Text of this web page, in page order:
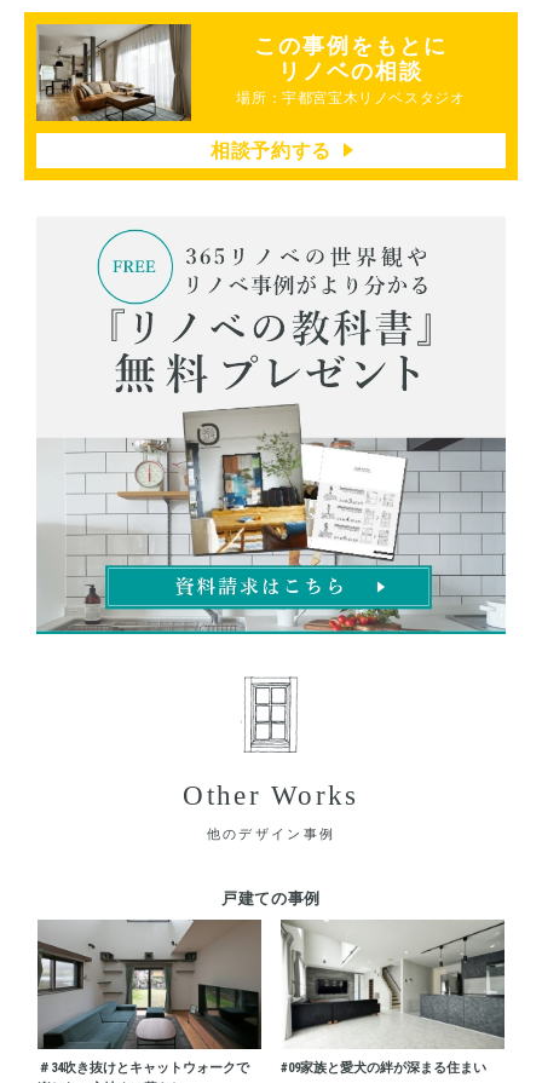
この事例をもとに
リノベの相談
場所：宇都宮宝木リノベスタジオ
相談予約する
Other Works
他のデザイン事例
戸建ての事例
＃34吹き抜けとキャットウォークで
#09家族と愛犬の絆が深まる住まい